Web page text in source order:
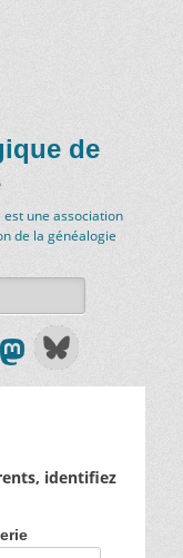
de
une association
de la généalogie
identifiez